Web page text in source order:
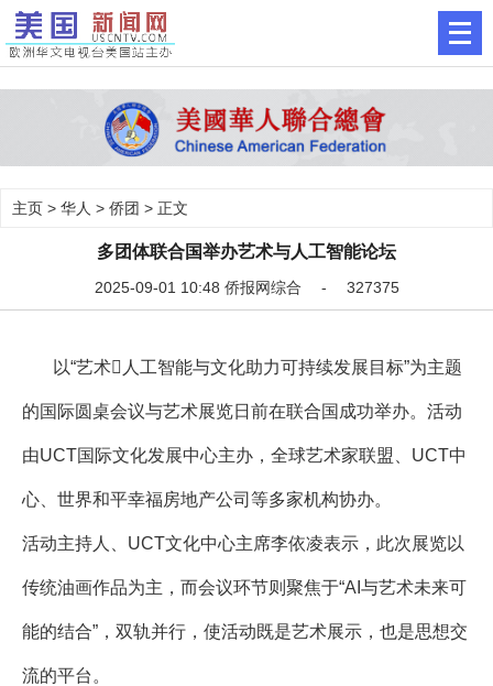
主页 > 华人 > 侨团 > 正文
多团体联合国举办艺术与人工智能论坛
2025-09-01 10:48 侨报网综合 - 327375
以“艺术人工智能与文化助力可持续发展目标”为主题
的国际圆桌会议与艺术展览日前在联合国成功举办。活动
由UCT国际文化发展中心主办，全球艺术家联盟、UCT中
心、世界和平幸福房地产公司等多家机构协办。
活动主持人、UCT文化中心主席李依凌表示，此次展览以
传统油画作品为主，而会议环节则聚焦于“AI与艺术未来可
能的结合”，双轨并行，使活动既是艺术展示，也是思想交
流的平台。